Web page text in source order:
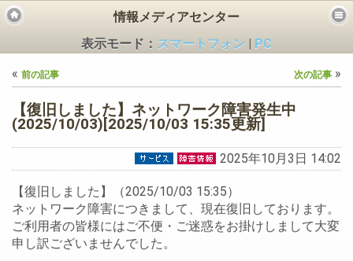
情報メディアセンター
表示モード： スマートフォン
PC
« 前の記事 次の記事 »
【復旧しました】ネットワーク障害発生中
(2025/10/03)[2025/10/03 15:35更新]
2025年10月3日 14:02
【復旧しました】（2025/10/03 15:35）
ネットワーク障害につきまして、現在復旧しております。
ご利用者の皆様にはご不便・ご迷惑をお掛けしまして大変
申し訳ございませんでした。